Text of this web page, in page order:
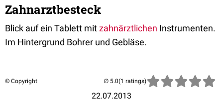
Zahnarztbesteck
Blick auf ein Tablett mitzahnärztlichen Instrumenten.
Im Hintergrund Bohrer und Gebläse.
© Copyright
22.07.2013
(1 ratings)